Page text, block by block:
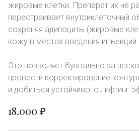
жировые клетки. Препарат их не
перестраивает внутриклеточный
сохраняя адипоциты (жировые
кожу в местах введения инъекций.
Это позволяет буквально за
провести корректирование
и добиться устойчивого лифтинг
18.000 ₽